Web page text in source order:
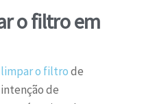
o filtro em
limpar o filtrode
de